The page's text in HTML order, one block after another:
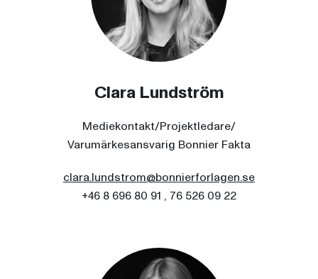
Clara Lundström
Mediekontakt/Projektledare/
Varumärkesansvarig Bonnier Fakta
clara.lundstrom@bonnierforlagen.se
+46 8 696 80 91 , 76 526 09 22